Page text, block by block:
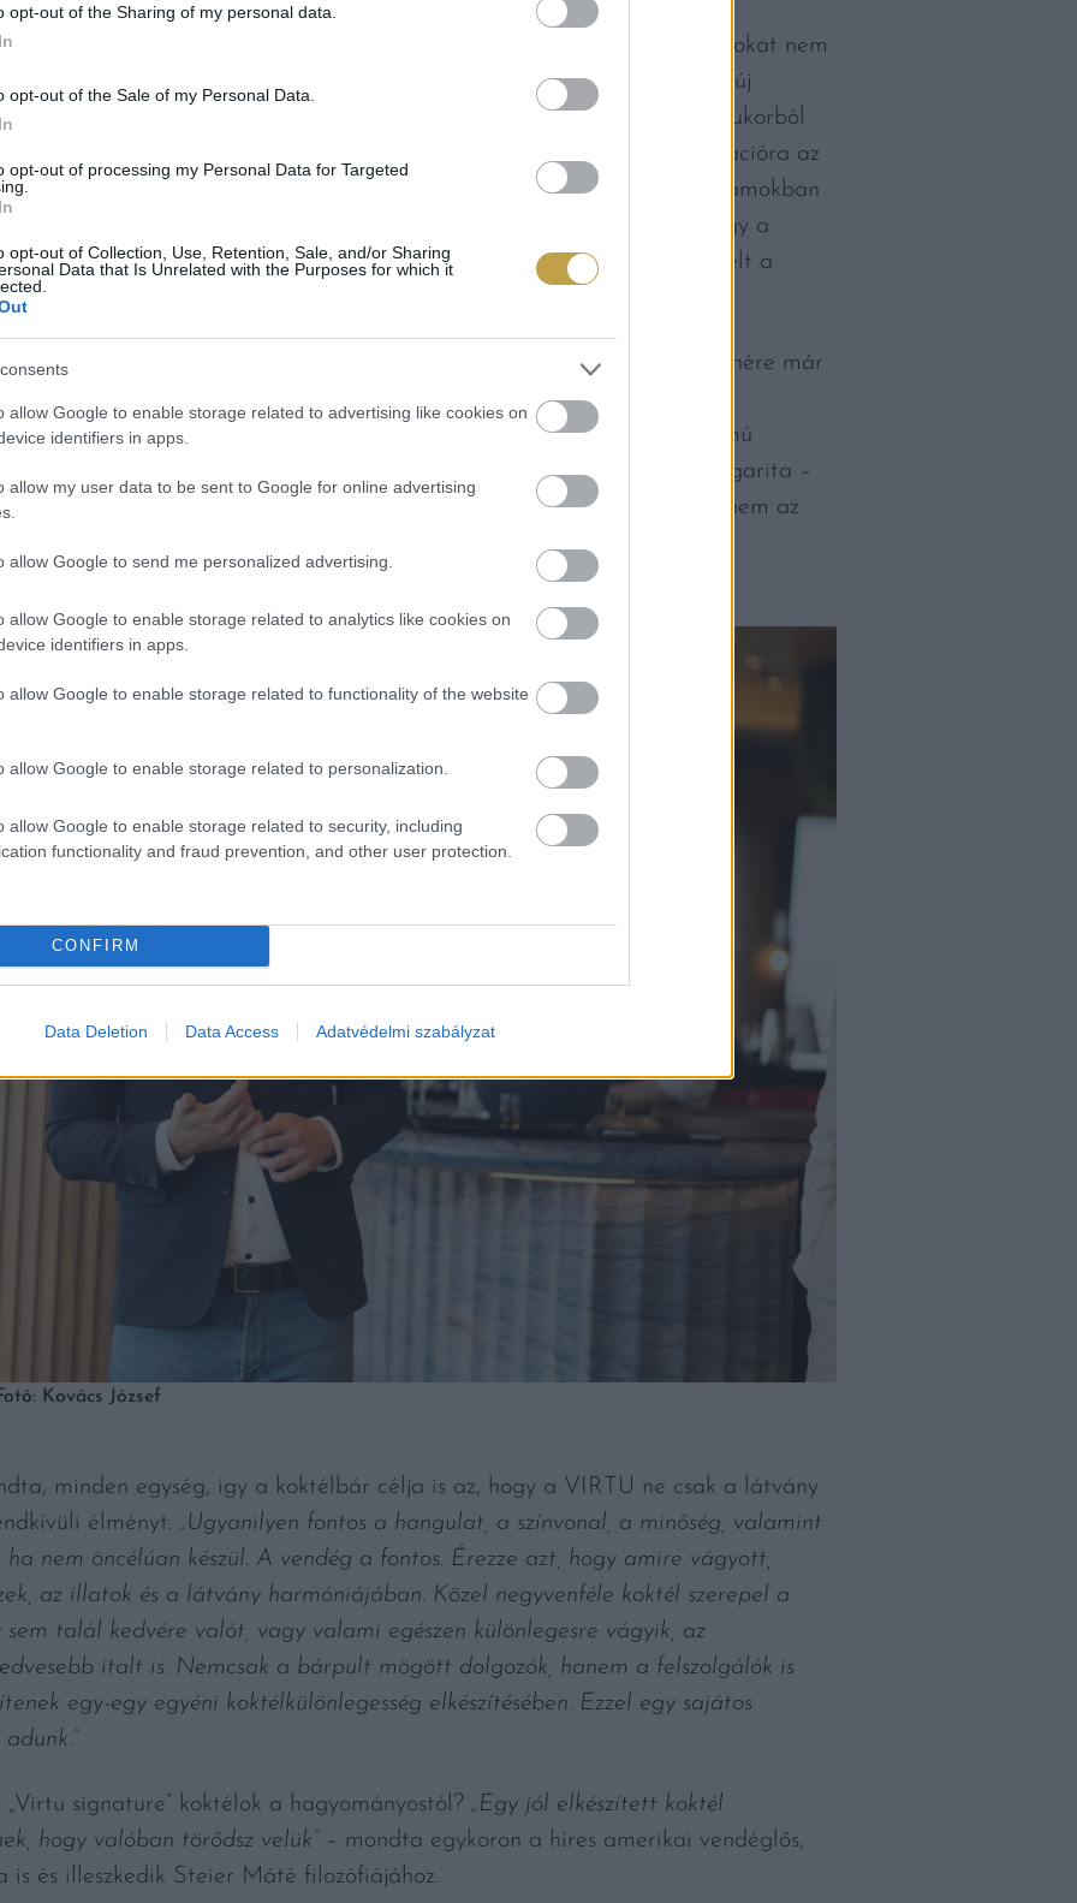
opt-out of the Sharing of my personal data.
opt-out of the Sale of my Personal Data.
opt-out of processing my Personal Data for Targeted
opt-out of Collection, Use, Retention, Sale, and/or Sharing
Data that Is Unrelated with the Purposes for which it
allow Google to enable storage related to advertising like cookies on
identifiers in apps.
allow my user data to be sent to Google for online advertising
allow Google to send me personalized advertising.
allow Google to enable storage related to analytics like cookies on
identifiers in apps.
allow Google to enable storage related to functionality of the website
allow Google to enable storage related to personalization.
allow Google to enable storage related to security, including
functionality and fraud prevention, and other user protection.
CONFIRM
Data Deletion Data Access Adatvédelmi szabályzat
mint 200 évre nyúlik vissza. A 18. századig az égetett szeszeket, párlatokat nem
inkább gyógyszerként, mintsem élvezeti forrásként használták. Az új
amikor egy New York-i bártender szeszből, vízből, keserűlikőrből és cukorból
helyi újság szerkesztőjének. Utóbbi serkentő likőrként hivatkozott a kreációra az
már – amikor a jég stabilan hozzáférhetővé vált az Egyesült Államokban
mint a Rob Roy, a klasszikus Manhattan, a Morning Glory Fizz vagy a
ma is népszerűek. Magyarországon a rendszerváltás után lett közkedvelt a
csak az elmúlt tizenöt évben alakult ki idehaza.
bartenderének, Steier Máténak a nevéhez fűződnek. A fiatal kora ellenére már
bezsebelő szakember álmodta és valósította meg a bár teljes új
kaptak az alkoholmentes, valamint az alacsony alkoholtartalmú
a klasszikus koktélok – Oldfashioned, Negroni, Martini, Daiquiri, Margarita –
Ha viszont valaki keresi az újdonságot, az nemcsak a bárban, hanem az
a „Virtu signature” specialitásaival. Külön öröm, hogy az
termék is szerepel.
Kovács József
minden egység, így a koktélbár célja is az, hogy a VIRTU ne csak a látvány
élményt. „Ugyanilyen fontos a hangulat, a színvonal, a minőség, valamint
nem öncélúan készül. A vendég a fontos. Érezze azt, hogy amire vágyott,
az illatok és a látvány harmóniájában. Közel negyvenféle koktél szerepel a
talál kedvére valót, vagy valami egészen különlegesre vágyik, az
italt is. Nemcsak a bárpult mögött dolgozók, hanem a felszolgálók is
egy-egy egyéni koktélkülönlegesség elkészítésében. Ezzel egy sajátos
signature” koktélok a hagyományostól? „Egy jól elkészített koktél
hogy valóban törődsz velük” – mondta egykoron a híres amerikai vendéglős,
is és illeszkedik Steier Máté filozófiájához.